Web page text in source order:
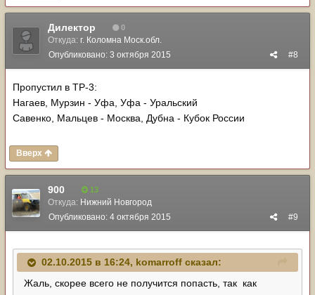
Дилектор 0
Откуда: г. Коломна Моск.обл.
#8
Опубликовано: 3 октября 2015
Пропустил в ТР-3:
Нагаев, Мурзин - Уфа, Уфа - Уральский
Савенко, Мальцев - Москва, Дубна - Кубок России
Вверх
900 13
Откуда: Нижний Новгород
#9
Опубликовано: 4 октября 2015
02.10.2015 в 16:24, komarroff сказал:
Жаль, скорее всего не получится попасть, так как